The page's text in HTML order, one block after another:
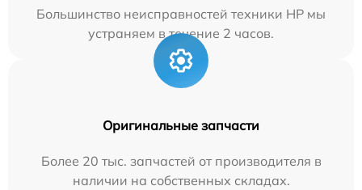
Большинство неисправностей техники HP мы
устраняем в течение 2 часов.
Оригинальные запчасти
Более 20 тыс. запчастей от производителя в
наличии на собственных складах.